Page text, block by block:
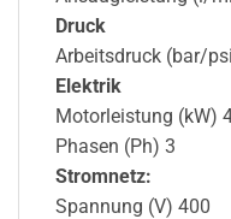
Druck
Arbeitsdruck (bar/
Elektrik
Motorleistung (kW)
Phasen (Ph) 3
Stromnetz:
Spannung (V) 400